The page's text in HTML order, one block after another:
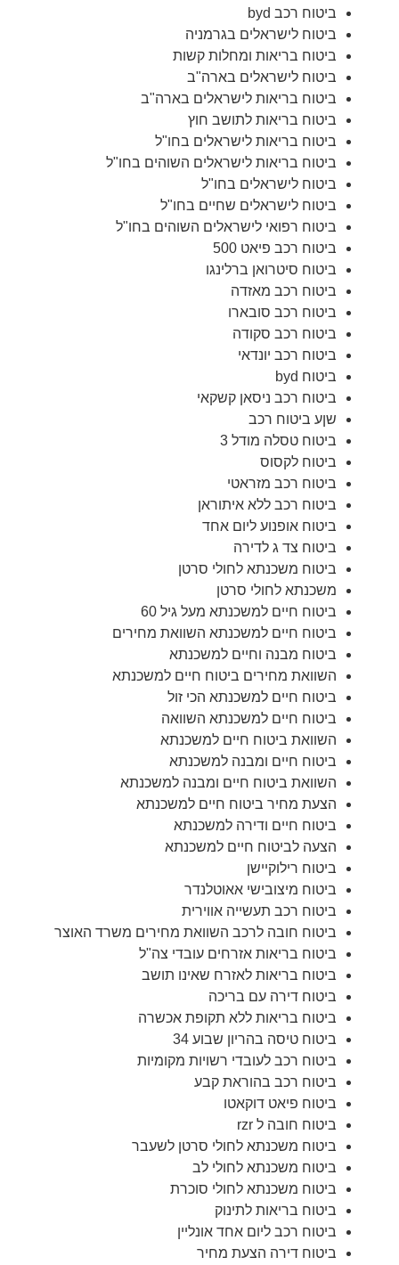
ביטוח רכב byd
ביטוח לישראלים בגרמניה
ביטוח בריאות ומחלות קשות
ביטוח לישראלים בארה"ב
ביטוח בריאות לישראלים בארה"ב
ביטוח בריאות לתושב חוץ
ביטוח בריאות לישראלים בחו"ל
ביטוח בריאות לישראלים השוהים בחו"ל
ביטוח לישראלים בחו"ל
ביטוח לישראלים שחיים בחו"ל
ביטוח רפואי לישראלים השוהים בחו"ל
ביטוח רכב פיאט 500
ביטוח סיטרואן ברלינגו
ביטוח רכב מאזדה
ביטוח רכב סובארו
ביטוח רכב סקודה
ביטוח רכב יונדאי
ביטוח byd
ביטוח רכב ניסאן קשקאי
שןע ביטוח רכב
ביטוח טסלה מודל 3
ביטוח לקסוס
ביטוח רכב מזראטי
ביטוח רכב ללא איתוראן
ביטוח אופנוע ליום אחד
ביטוח צד ג לדירה
ביטוח משכנתא לחולי סרטן
משכנתא לחולי סרטן
ביטוח חיים למשכנתא מעל גיל 60
ביטוח חיים למשכנתא השוואת מחירים
ביטוח מבנה וחיים למשכנתא
השוואת מחירים ביטוח חיים למשכנתא
ביטוח חיים למשכנתא הכי זול
ביטוח חיים למשכנתא השוואה
השוואת ביטוח חיים למשכנתא
ביטוח חיים ומבנה למשכנתא
השוואת ביטוח חיים ומבנה למשכנתא
הצעת מחיר ביטוח חיים למשכנתא
ביטוח חיים ודירה למשכנתא
הצעה לביטוח חיים למשכנתא
ביטוח רילוקיישן
ביטוח מיצובישי אאוטלנדר
ביטוח רכב תעשייה אווירית
ביטוח חובה לרכב השוואת מחירים משרד האוצר
ביטוח בריאות אזרחים עובדי צה"ל
ביטוח בריאות לאזרח שאינו תושב
ביטוח דירה עם בריכה
ביטוח בריאות ללא תקופת אכשרה
ביטוח טיסה בהריון שבוע 34
ביטוח רכב לעובדי רשויות מקומיות
ביטוח רכב בהוראת קבע
ביטוח פיאט דוקאטו
ביטוח חובה ל rzr
ביטוח משכנתא לחולי סרטן לשעבר
ביטוח משכנתא לחולי לב
ביטוח משכנתא לחולי סוכרת
ביטוח בריאות לתינוק
ביטוח רכב ליום אחד אונליין
ביטוח דירה הצעת מחיר